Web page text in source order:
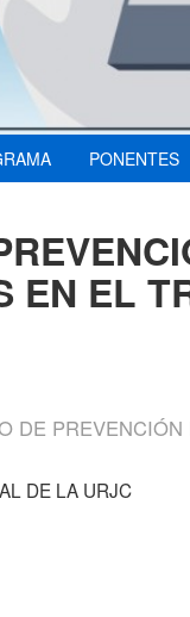
PONENTES
EN EL
DE
DE LA URJC